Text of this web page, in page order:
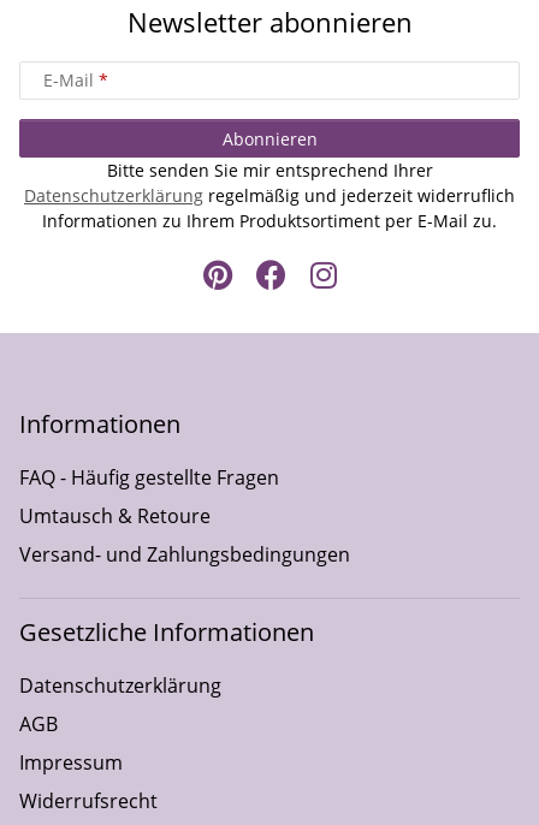
Newsletter abonnieren
E-Mail
Abonnieren
Bitte senden Sie mir entsprechend Ihrer
Datenschutzerklärung regelmäßig und jederzeit widerruflich
Informationen zu Ihrem Produktsortiment per E-Mail zu.
Informationen
FAQ - Häufig gestellte Fragen
Umtausch & Retoure
Versand- und Zahlungsbedingungen
Gesetzliche Informationen
Datenschutzerklärung
AGB
Impressum
Widerrufsrecht